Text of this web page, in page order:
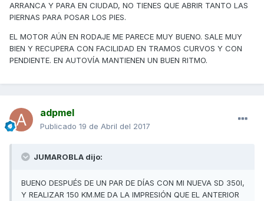
ARRANCA Y PARA EN CIUDAD, NO TIENES QUE ABRIR TANTO LAS
PIERNAS PARA POSAR LOS PIES.
EL MOTOR AÚN EN RODAJE ME PARECE MUY BUENO. SALE MUY
BIEN Y RECUPERA CON FACILIDAD EN TRAMOS CURVOS Y CON
PENDIENTE. EN AUTOVÍA MANTIENEN UN BUEN RITMO.
adpmel
Publicado 19 de Abril del 2017
JUMAROBLA dijo:
BUENO DESPUÉS DE UN PAR DE DÍAS CON MI NUEVA SD 350I,
Y REALIZAR 150 KM.ME DA LA IMPRESIÓN QUE EL ANTERIOR